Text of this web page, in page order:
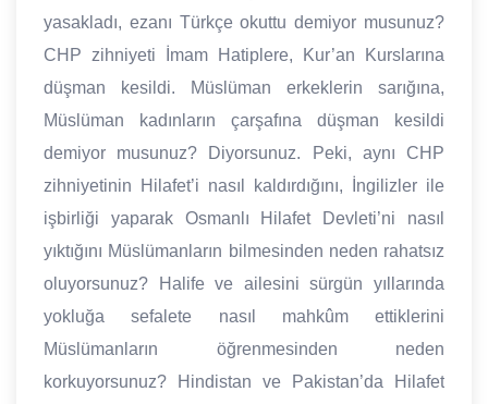
yasakladı, ezanı Türkçe okuttu demiyor musunuz?
CHP zihniyeti İmam Hatiplere, Kur’an Kurslarına
düşman kesildi. Müslüman erkeklerin sarığına,
Müslüman kadınların çarşafına düşman kesildi
demiyor musunuz? Diyorsunuz. Peki, aynı CHP
zihniyetinin Hilafet’i nasıl kaldırdığını, İngilizler ile
işbirliği yaparak Osmanlı Hilafet Devleti’ni nasıl
yıktığını Müslümanların bilmesinden neden rahatsız
oluyorsunuz? Halife ve ailesini sürgün yıllarında
yokluğa sefalete nasıl mahkûm ettiklerini
Müslümanların öğrenmesinden neden
korkuyorsunuz? Hindistan ve Pakistan’da Hilafet